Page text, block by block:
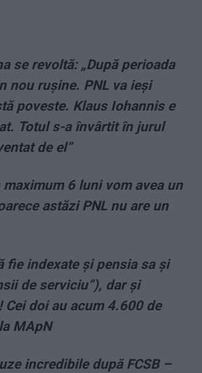
se revoltă: „După perioada
nou rușine. PNL va ieși
poveste. Klaus Iohannis e
Totul s-a învârtit în jurul
de el”
maximum 6 luni vom avea un
astăzi PNL nu are un
fie indexate și pensia sa și
de serviciu”), dar și
Cei doi au acum 4.600 de
MApN
incredibile după FCSB –